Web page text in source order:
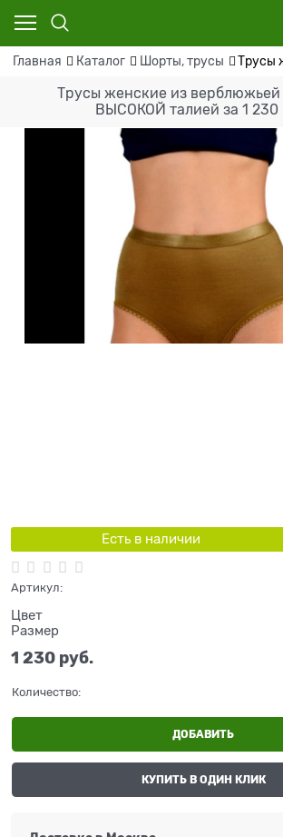
Главная Каталог Шорты, трусы Трусы
Трусы женские из верблюжьей
ВЫСОКОЙ талией за 1 230
Есть в наличии
Артикул:
Цвет
Размер
1 230 руб.
Количество:
ДОБАВИТЬ
КУПИТЬ В ОДИН КЛИК